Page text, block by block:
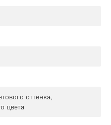
оттенка,
цвета